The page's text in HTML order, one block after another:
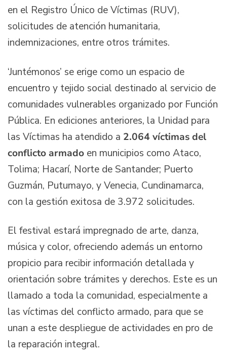
en el Registro Único de Víctimas (RUV),
solicitudes de atención humanitaria,
indemnizaciones, entre otros trámites.
‘Juntémonos’ se erige como un espacio de
encuentro y tejido social destinado al servicio de
comunidades vulnerables organizado por Función
Pública. En ediciones anteriores, la Unidad para
las Víctimas ha atendido a 2.064 víctimas del
conflicto armado en municipios como Ataco,
Tolima; Hacarí, Norte de Santander; Puerto
Guzmán, Putumayo, y Venecia, Cundinamarca,
con la gestión exitosa de 3.972 solicitudes.
El festival estará impregnado de arte, danza,
música y color, ofreciendo además un entorno
propicio para recibir información detallada y
orientación sobre trámites y derechos. Este es un
llamado a toda la comunidad, especialmente a
las víctimas del conflicto armado, para que se
unan a este despliegue de actividades en pro de
la reparación integral.